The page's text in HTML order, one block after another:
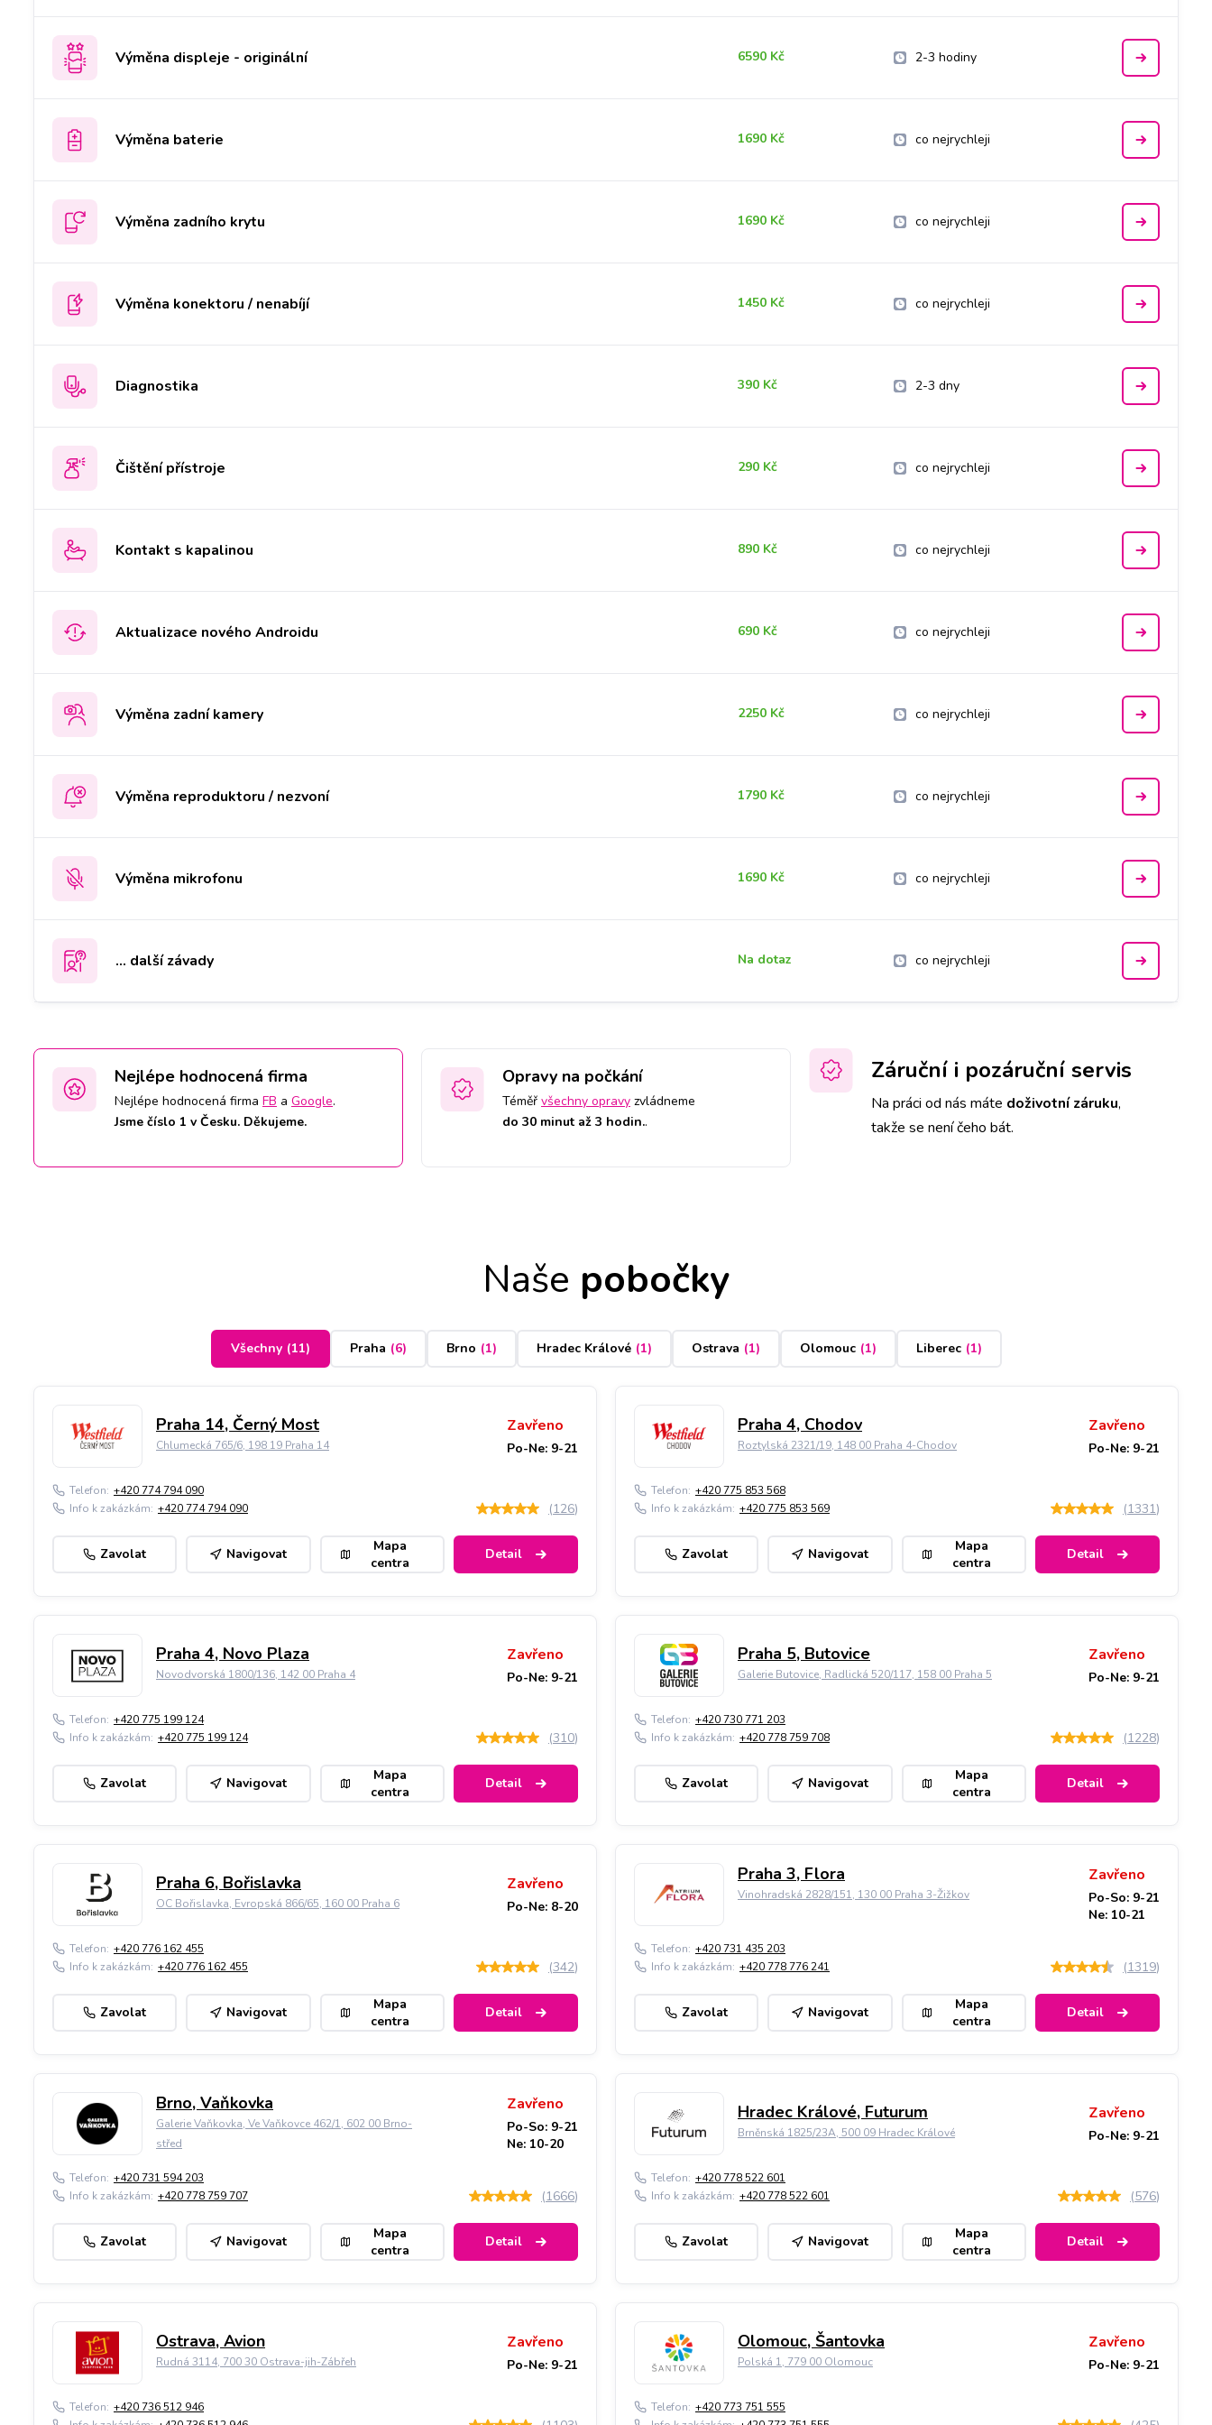
Výměna displeje - originální 6590 Kč 2-3 hodiny
Výměna baterie 1690 Kč co nejrychleji
Výměna zadního krytu 1690 Kč co nejrychleji
Výměna konektoru / nenabíjí 1450 Kč co nejrychleji
Diagnostika 390 Kč 2-3 dny
Čištění přístroje 290 Kč co nejrychleji
Kontakt s kapalinou 890 Kč co nejrychleji
Aktualizace nového Androidu 690 Kč co nejrychleji
Výměna zadní kamery 2250 Kč co nejrychleji
Výměna reproduktoru / nezvoní 1790 Kč co nejrychleji
Výměna mikrofonu 1690 Kč co nejrychleji
... další závady Na dotaz co nejrychleji
Nejlépe hodnocená firma
Nejlépe hodnocená firma FB a Google.
Jsme číslo 1 v Česku. Děkujeme.
Opravy na počkání
Téměř všechny opravy zvládneme
do 30 minut až 3 hodin..
Záruční i pozáruční servis
Na práci od nás máte doživotní záruku,
takže se není čeho bát.
Naše pobočky
Všechny (11) Praha (6) Brno (1) Hradec Králové (1) Ostrava (1) Olomouc (1) Liberec (1)
Praha 14, Černý Most
Chlumecká 765/6, 198 19 Praha 14
Zavřeno
Po-Ne: 9-21
Telefon: +420 774 794 090
Info k zakázkám: +420 774 794 090 (126)
Zavolat Navigovat
Mapa
centra
Detail
Praha 4, Chodov
Roztylská 2321/19, 148 00 Praha 4-Chodov
Zavřeno
Po-Ne: 9-21
Telefon: +420 775 853 568
Info k zakázkám: +420 775 853 569 (1331)
Zavolat Navigovat
Mapa
centra
Detail
Praha 4, Novo Plaza
Novodvorská 1800/136, 142 00 Praha 4
Zavřeno
Po-Ne: 9-21
Telefon: +420 775 199 124
Info k zakázkám: +420 775 199 124 (310)
Zavolat Navigovat
Mapa
centra
Detail
Praha 5, Butovice
Galerie Butovice, Radlická 520/117, 158 00 Praha 5
Zavřeno
Po-Ne: 9-21
Telefon: +420 730 771 203
Info k zakázkám: +420 778 759 708 (1228)
Zavolat Navigovat
Mapa
centra
Detail
Praha 6, Bořislavka
OC Bořislavka, Evropská 866/65, 160 00 Praha 6
Zavřeno
Po-Ne: 8-20
Telefon: +420 776 162 455
Info k zakázkám: +420 776 162 455 (342)
Zavolat Navigovat
Mapa
centra
Detail
Praha 3, Flora
Vinohradská 2828/151, 130 00 Praha 3-Žižkov
Zavřeno
Po-So: 9-21
Ne: 10-21
Telefon: +420 731 435 203
Info k zakázkám: +420 778 776 241 (1319)
Zavolat Navigovat
Mapa
centra
Detail
Brno, Vaňkovka
Galerie Vaňkovka, Ve Vaňkovce 462/1, 602 00 Brno-
střed
Zavřeno
Po-So: 9-21
Ne: 10-20
Telefon: +420 731 594 203
Info k zakázkám: +420 778 759 707 (1666)
Zavolat Navigovat
Mapa
centra
Detail
Hradec Králové, Futurum
Brněnská 1825/23A, 500 09 Hradec Králové
Zavřeno
Po-Ne: 9-21
Telefon: +420 778 522 601
Info k zakázkám: +420 778 522 601 (576)
Zavolat Navigovat
Mapa
centra
Detail
Ostrava, Avion
Rudná 3114, 700 30 Ostrava-jih-Zábřeh
Zavřeno
Po-Ne: 9-21
Telefon: +420 736 512 946
Olomouc, Šantovka
Polská 1, 779 00 Olomouc
Zavřeno
Po-Ne: 9-21
Telefon: +420 773 751 555